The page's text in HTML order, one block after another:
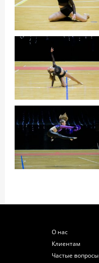
О нас
Клиентам
Частые вопросы